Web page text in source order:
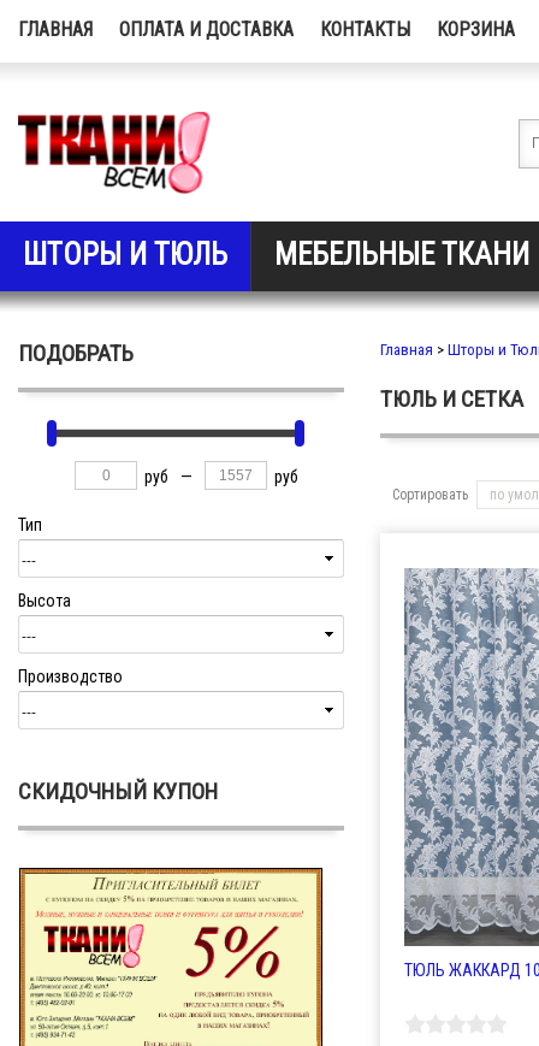
ГЛАВНАЯ ОПЛАТА И ДОСТАВКА КОНТАКТЫ КОРЗИНА
ШТОРЫ И ТЮЛЬ МЕБЕЛЬНЫЕ ТКАНИ
ПОДОБРАТЬ
руб — руб
Тип
Высота
Производство
СКИДОЧНЫЙ КУПОН
Главная > Шторы и
ТЮЛЬ И СЕТКА
Сортировать по
ТЮЛЬ ЖАККАРД